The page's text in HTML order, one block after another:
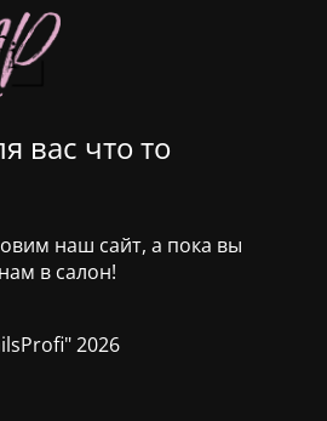
вас что то
наш сайт, а пока вы
в салон!
2026